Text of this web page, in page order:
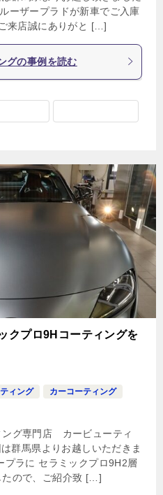
ーザープラドが新車でご入庫
来店誠にありがと […]
グの事例を読む
クプロ9Hコーティングを
ィング
カーコーティング
ング専門店 カービューティ
群馬県よりお越しいただきま
ラに セラミックプロ9H2層
たので、ご紹介致 […]